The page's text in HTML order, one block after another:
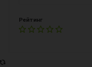
Рейтинг